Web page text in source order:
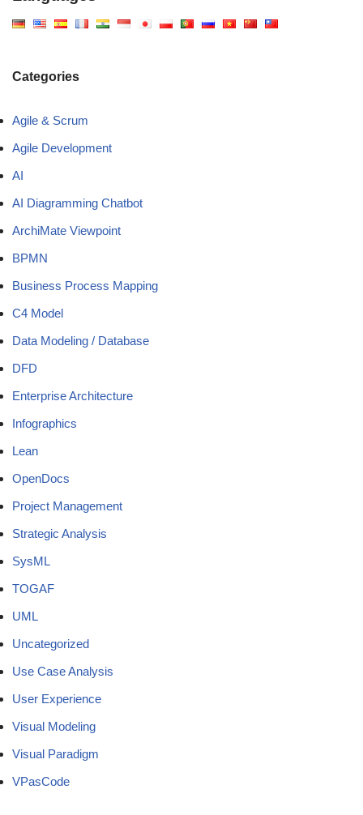
Categories
Agile & Scrum
Agile Development
AI
AI Diagramming Chatbot
ArchiMate Viewpoint
BPMN
Business Process Mapping
C4 Model
Data Modeling / Database
DFD
Enterprise Architecture
Infographics
Lean
OpenDocs
Project Management
Strategic Analysis
SysML
TOGAF
UML
Uncategorized
Use Case Analysis
User Experience
Visual Modeling
Visual Paradigm
VPasCode